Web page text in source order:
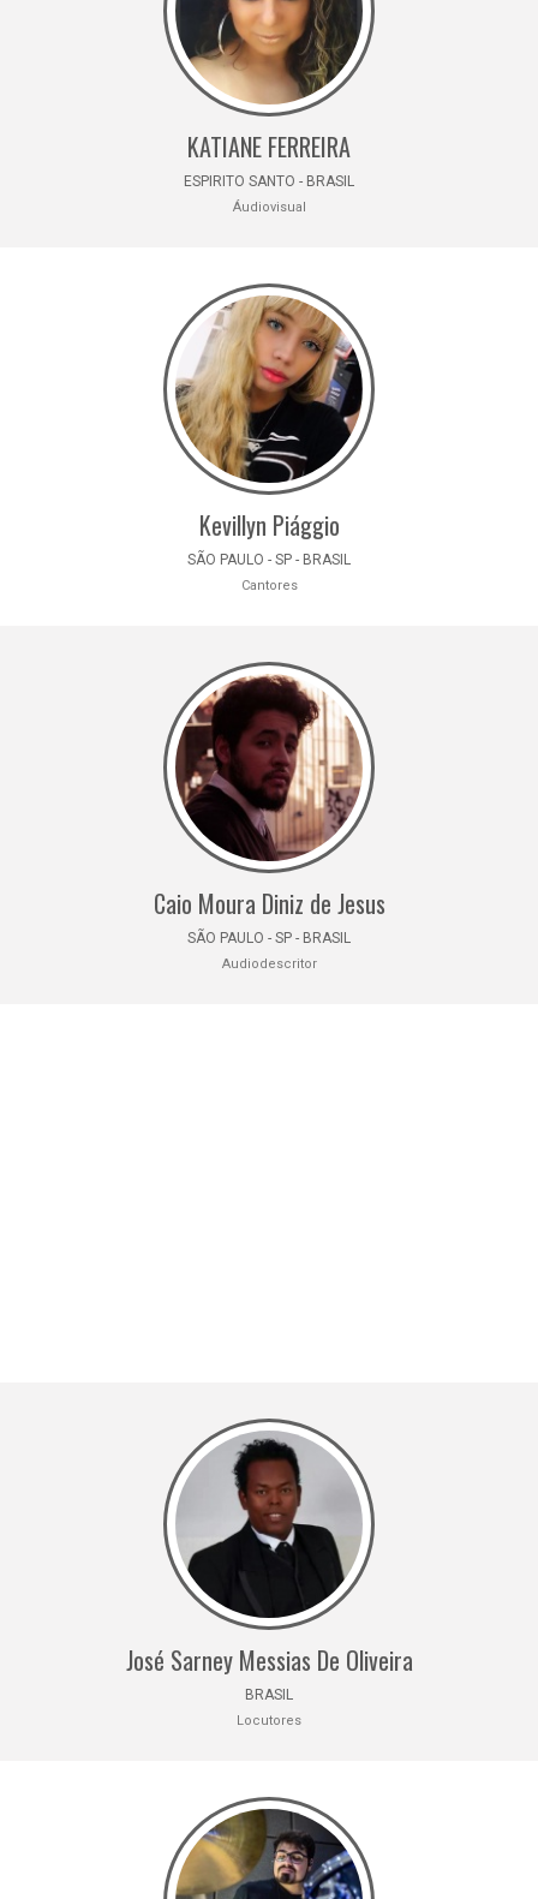
KATIANE FERREIRA
ESPIRITO SANTO - BRASIL
Áudiovisual
Kevillyn Piággio
SÃO PAULO - SP - BRASIL
Cantores
Caio Moura Diniz de Jesus
SÃO PAULO - SP - BRASIL
Audiodescritor
José Sarney Messias De Oliveira
BRASIL
Locutores